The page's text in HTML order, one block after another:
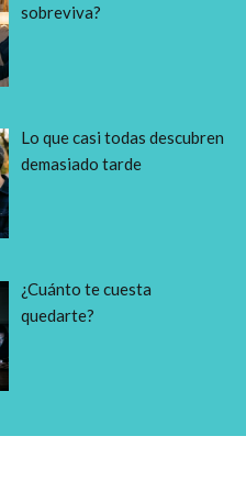
sobreviva?
Lo que casi todas descubren
demasiado tarde
¿Cuánto te cuesta
quedarte?